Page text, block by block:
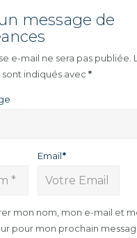
message de
e-mail ne sera pas publiée.
indiqués avec*
Email*
mon nom, mon e-mail et
pour mon prochain